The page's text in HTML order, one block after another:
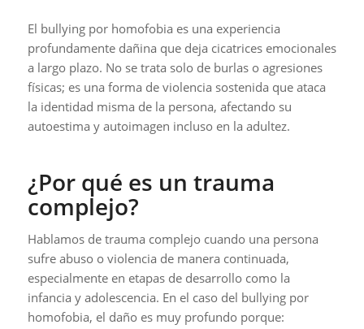
El bullying por homofobia es una experiencia
profundamente dañina que deja cicatrices emocionales
a largo plazo. No se trata solo de burlas o agresiones
físicas; es una forma de violencia sostenida que ataca
la identidad misma de la persona, afectando su
autoestima y autoimagen incluso en la adultez.
¿Por qué es un trauma
complejo?
Hablamos de trauma complejo cuando una persona
sufre abuso o violencia de manera continuada,
especialmente en etapas de desarrollo como la
infancia y adolescencia. En el caso del bullying por
homofobia, el daño es muy profundo porque: